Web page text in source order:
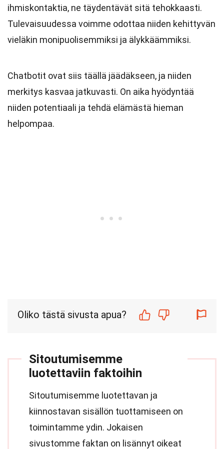
ihmiskontaktia, ne täydentävät sitä tehokkaasti.
Tulevaisuudessa voimme odottaa niiden kehittyvän
vieläkin monipuolisemmiksi ja älykkäämmiksi.
Chatbotit ovat siis täällä jäädäkseen, ja niiden
merkitys kasvaa jatkuvasti. On aika hyödyntää
niiden potentiaali ja tehdä elämästä hieman
helpompaa.
Oliko tästä sivusta apua?
Sitoutumisemme
luotettaviin faktoihin
Sitoutumisemme luotettavan ja
kiinnostavan sisällön tuottamiseen on
toimintamme ydin. Jokaisen
sivustomme faktan on lisännyt oikeat